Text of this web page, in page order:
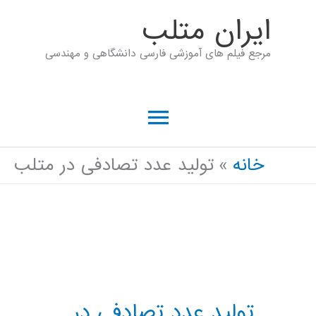
ايران متلب
مرجع فیلم های آموزشی فارسی دانشگاهی و مهندسی
فهرست
اصلی
خانه تولید عدد تصادفی در متلب